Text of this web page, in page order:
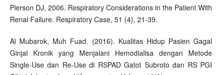
Pierson DJ, 2006. Respiratory Considerations in the Patient With
Renal Failure. Respiratory Case, 51 (4), 21-39.
Al Mubarok, Muh Fuad. (2016). Kualitas Hidup Pasien Gagal
Ginjal Kronik yang Menjalani Hemodialisa dengan Metode
Single-Use dan Re-Use di RSPAD Gatot Subroto dan RS PGI